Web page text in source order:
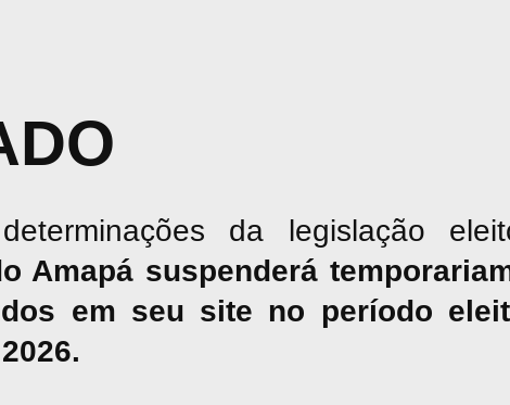
da legislação
Amapá suspenderá
em seu site no período